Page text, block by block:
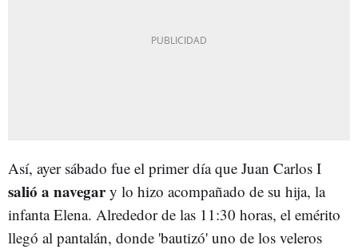
Así, ayer sábado fue el primer día que Juan Carlos I
salió a navegary lo hizo acompañado de su hija, la
infanta Elena. Alrededor de las 11:30 horas, el emérito
llegó al pantalán, donde 'bautizó' uno de los veleros